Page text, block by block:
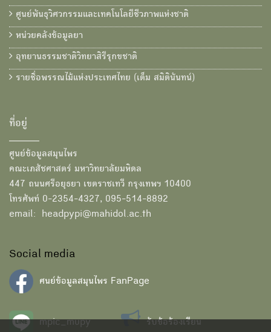
ศูนย์พันธุวิศวกรรมและเทคโนโลยีชีวภาพแห่งชาติ
หน่วยคลังข้อมูลยา
อุทยานธรรมชาติวิทยาสิรีรุกขชาติ
รายชื่อพรรณไม้แห่งประเทศไทย (เต็ม สมิตินันทน์)
ที่อยู่
ศูนย์ข้อมูลสมุนไพร
คณะเภสัชศาสตร์ มหาวิทยาลัยมหิดล
447 ถนนศรีอยุธยา เขตราชเทวี กรุงเทพฯ 10400
โทรศัพท์ 0-2354-4327, 095-514-8892
email: headpypi@mahidol.ac.th
Social media
ศนย์ข้อมูลสมุนไพร FanPage
mpic_mupy รับข้อร้องเรียน